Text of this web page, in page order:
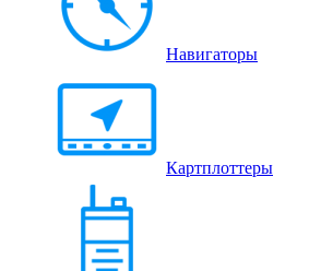
Навигаторы
Картплоттеры